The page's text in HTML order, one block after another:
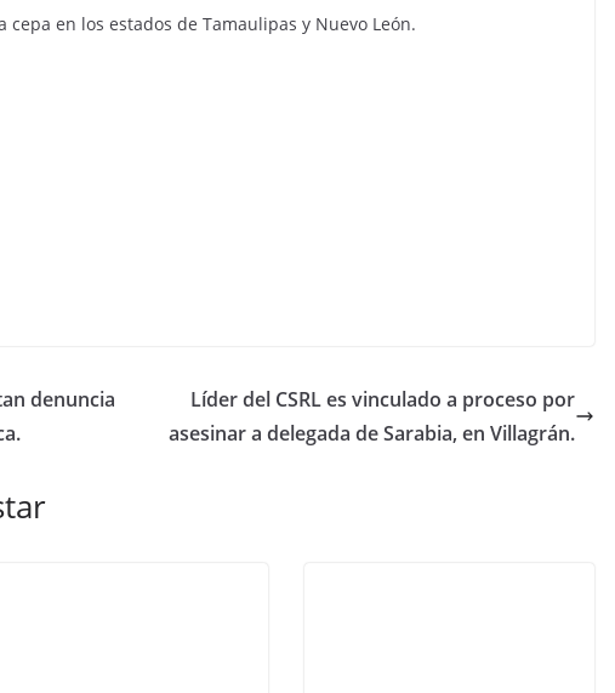
en los estados de Tamaulipas y Nuevo León.
denuncia
Líder del CSRL es vinculado a proceso por
asesinar a delegada de Sarabia, en Villagrán.